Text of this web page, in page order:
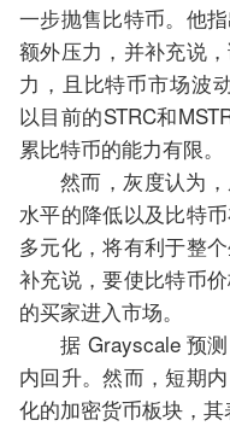
一步抛售比特币。他
额外压力，并补充说
力，且比特币市场波
以目前的STRC和
累比特币的能力有限。
然而，灰度认为
水平的降低以及比特
多元化，将有利于整
补充说，要使比特币
的买家进入市场。
据 Grayscale 预
内回升。然而，短期
化的加密货币板块，其